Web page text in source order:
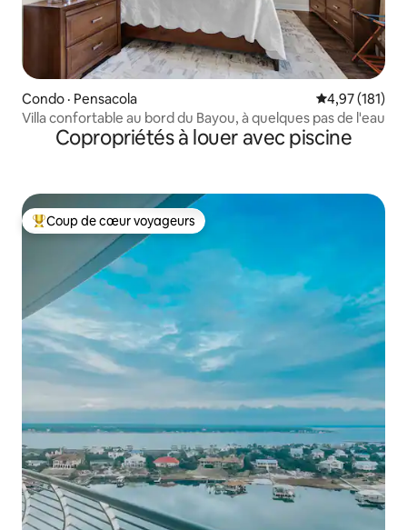
Condo · Pensacola Note
4,97 (181)
Villa confortable au bord du Bayou, à quelques pas de l'eau
Copropriétés à louer avec piscine
Coup de cœur voyageurs parmi les plus aimés
Coup de cœur voyageurs